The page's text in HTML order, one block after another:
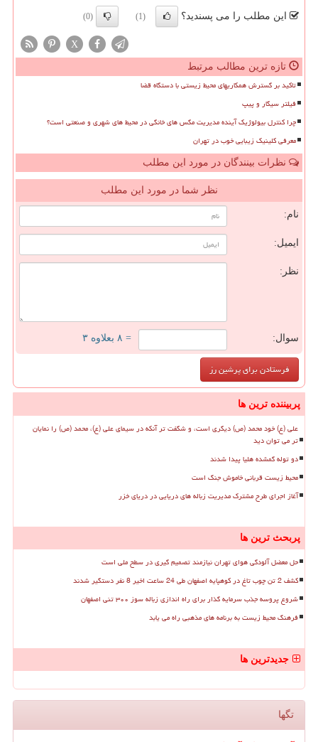
این مطلب را می پسندید؟ (1)
(0)
X
تازه ترین مطالب مرتبط
تاکید بر گسترش همکاریهای محیط زیستی با دستگاه قضا
فیلتر سیگار و پیپ
چرا کنترل بیولوژیک آینده مدیریت مگس های خانگی در محیط های شهری و صنعتی است؟
معرفی کلینیک زیبایی خوب در تهران
نظرات بینندگان در مورد این مطلب
نظر شما در مورد این مطلب
نام:
ایمیل:
نظر:
سوال: = ۸ بعلاوه ۳
پربیننده ترین ها
علی (ع) خود محمد (ص) دیگری است، و شگفت تر آنکه در سیمای علی (ع)، محمد (ص) را نمایان
تر می توان دید
دو توله گمشده هلیا پیدا شدند
محیط زیست قربانی خاموش جنگ است
آغاز اجرای طرح مشترک مدیریت زباله های دریایی در دریای خزر
پربحث ترین ها
حل معضل آلودگی هوای تهران نیازمند تصمیم گیری در سطح ملی است
کشف 2 تن چوب تاغ در کوهپایه اصفهان طی 24 ساعت اخیر 8 نفر دستگیر شدند
شروع پروسه جذب سرمایه گذار برای راه اندازی زباله سوز ۳۰۰ تنی اصفهان
فرهنگ محیط زیست به برنامه های مذهبی راه می یابد
جدیدترین ها
تگها